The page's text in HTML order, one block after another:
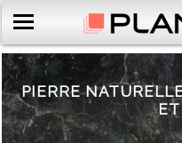
PIERRE